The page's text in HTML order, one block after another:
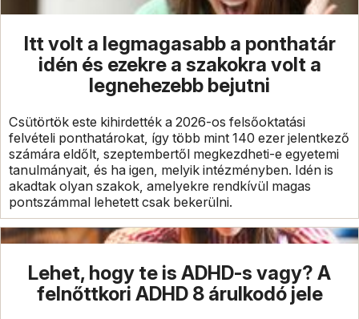
Itt volt a legmagasabb a ponthatár
idén és ezekre a szakokra volt a
legnehezebb bejutni
Csütörtök este kihirdették a 2026-os felsőoktatási
felvételi ponthatárokat, így több mint 140 ezer jelentkező
számára eldőlt, szeptembertől megkezdheti-e egyetemi
tanulmányait, és ha igen, melyik intézményben. Idén is
akadtak olyan szakok, amelyekre rendkívül magas
pontszámmal lehetett csak bekerülni.
Lehet, hogy te is ADHD-s vagy? A
felnőttkori ADHD 8 árulkodó jele